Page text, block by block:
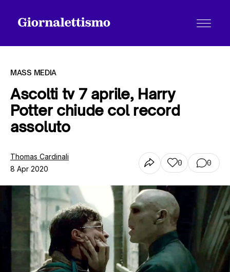
Tutti gli articoli
Chi siamo
Contatti
MASS MEDIA
Ascolti tv 7 aprile, Harry
Potter chiude col record
assoluto
Thomas Cardinali
8 Apr 2020
0 0